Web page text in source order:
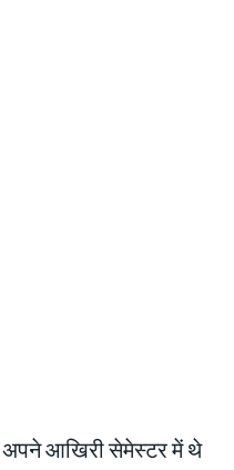
अपने आखिरी सेमेस्टर में थे